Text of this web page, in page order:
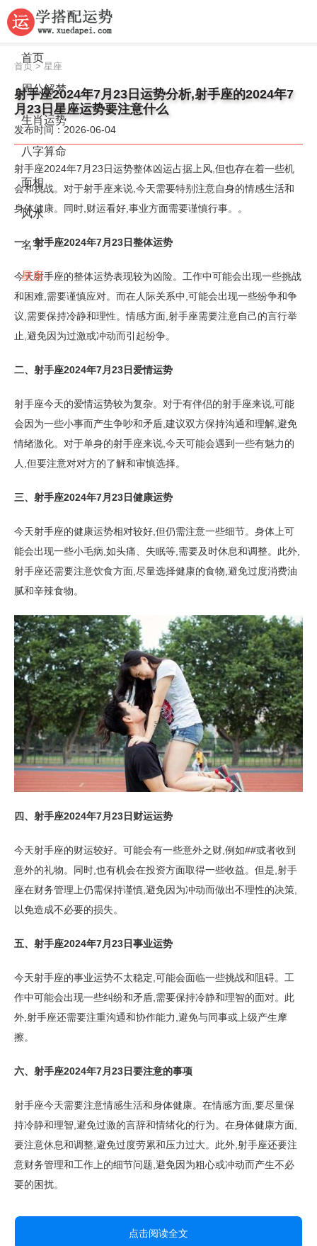
首页
周公解梦
生肖运势
八字算命
面相
风水
名字
星座
首页>星座
射手座2024年7月23日运势分析,射手座的2024年7
月23日星座运势要注意什么
发布时间：2026-06-04
射手座2024年7月23日运势整体凶运占据上风,但也存在着一些机
会和挑战。对于射手座来说,今天需要特别注意自身的情感生活和
身体健康。同时,财运看好,事业方面需要谨慎行事。。
一、射手座2024年7月23日整体运势
今天射手座的整体运势表现较为凶险。工作中可能会出现一些挑战
和困难,需要谨慎应对。而在人际关系中,可能会出现一些纷争和争
议,需要保持冷静和理性。情感方面,射手座需要注意自己的言行举
止,避免因为过激或冲动而引起纷争。
二、射手座2024年7月23日爱情运势
射手座今天的爱情运势较为复杂。对于有伴侣的射手座来说,可能
会因为一些小事而产生争吵和矛盾,建议双方保持沟通和理解,避免
情绪激化。对于单身的射手座来说,今天可能会遇到一些有魅力的
人,但要注意对对方的了解和审慎选择。
三、射手座2024年7月23日健康运势
今天射手座的健康运势相对较好,但仍需注意一些细节。身体上可
能会出现一些小毛病,如头痛、失眠等,需要及时休息和调整。此外,
射手座还需要注意饮食方面,尽量选择健康的食物,避免过度消费油
腻和辛辣食物。
四、射手座2024年7月23日财运运势
今天射手座的财运较好。可能会有一些意外之财,例如##或者收到
意外的礼物。同时,也有机会在投资方面取得一些收益。但是,射手
座在财务管理上仍需保持谨慎,避免因为冲动而做出不理性的决策,
以免造成不必要的损失。
五、射手座2024年7月23日事业运势
今天射手座的事业运势不太稳定,可能会面临一些挑战和阻碍。工
作中可能会出现一些纠纷和矛盾,需要保持冷静和理智的面对。此
外,射手座还需要注重沟通和协作能力,避免与同事或上级产生摩
擦。
六、射手座2024年7月23日要注意的事项
射手座今天需要注意情感生活和身体健康。在情感方面,要尽量保
持冷静和理智,避免过激的言辞和情绪化的行为。在身体健康方面,
要注意休息和调整,避免过度劳累和压力过大。此外,射手座还要注
意财务管理和工作上的细节问题,避免因为粗心或冲动而产生不必
要的困扰。
点击阅读全文